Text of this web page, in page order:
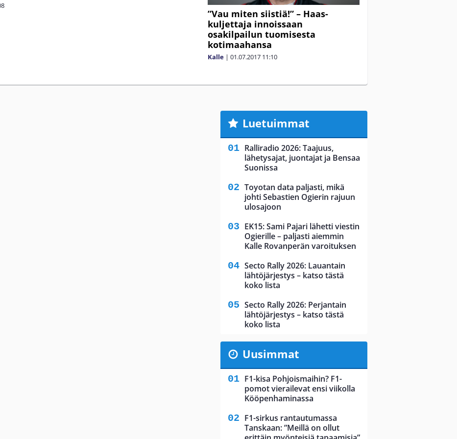
”Vau miten siistiä!” – Haas-
kuljettaja innoissaan
osakilpailun tuomisesta
kotimaahansa
Kalle | 01.07.2017 11:10
Luetuimmat
Ralliradio 2026: Taajuus,
lähetysajat, juontajat ja Bensaa
Suonissa
Toyotan data paljasti, mikä
johti Sebastien Ogierin rajuun
ulosajoon
EK15: Sami Pajari lähetti viestin
Ogierille – paljasti aiemmin
Kalle Rovanperän varoituksen
Secto Rally 2026: Lauantain
lähtöjärjestys – katso tästä
koko lista
Secto Rally 2026: Perjantain
lähtöjärjestys – katso tästä
koko lista
Uusimmat
F1-kisa Pohjoismaihin? F1-
pomot vierailevat ensi viikolla
Kööpenhaminassa
F1-sirkus rantautumassa
Tanskaan: ”Meillä on ollut